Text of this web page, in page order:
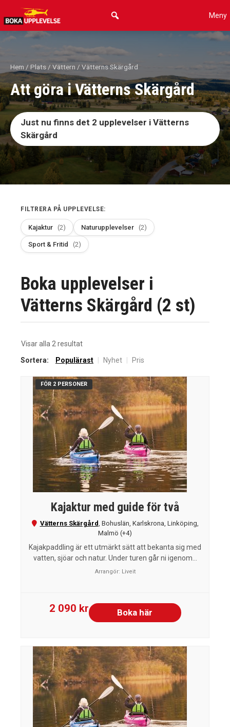
Hoppa
till
innehåll
Meny
Hem / Plats / Vättern / Vätterns Skärgård
Att göra i Vätterns Skärgård
Just nu finns det 2 upplevelser i Vätterns
Skärgård
FILTRERA PÅ UPPLEVELSE:
Kajaktur (2) Naturupplevelser (2)
Sport & Fritid (2)
Boka upplevelser i
Vätterns Skärgård (2 st)
Visar alla 2 resultatSortera
senaste
Sortera: Populärast Nyhet Pris
FÖR 2 PERSONER
Kajaktur med guide för två
Vätterns Skärgård, Bohuslän, Karlskrona, Linköping,
Malmö (+4)
Kajakpaddling är ett utmärkt sätt att bekanta sig med
vatten, sjöar och natur. Under turen går ni igenom...
Arrangör: Liveit
2 090 kr Boka här